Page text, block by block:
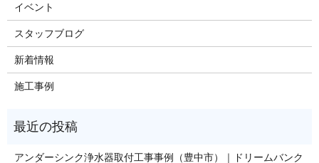
イベント
スタッフブログ
新着情報
施工事例
アンダーシンク浄水器取付工事事例（豊中市）｜ドリームバンク